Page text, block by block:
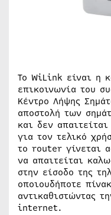
Το WiLink είναι η
επικοινωνία του
Κέντρο Λήψης
αποστολή των
και δεν
για τον τελικό
το router γίνεται
να απαιτείται
στην είσοδο της
οποιουδήποτε
αντικαθιστώντας
internet.